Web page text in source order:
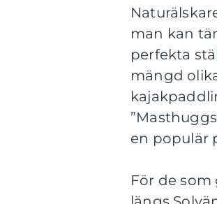
man kan
perfekta
mängd
en populär
För de